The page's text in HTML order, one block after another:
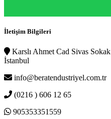
İletişim Bilgileri
Karslı Ahmet Cad Sivas
İstanbul
info@beratendustriyel.com.tr
(0216 ) 606 12 65
905353351559